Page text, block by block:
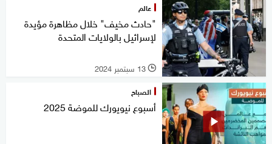
عالم
"حادث مخيف" خلال مظاهرة مؤيدة
لإسرائيل بالولايات المتحدة
l 13 سبتمبر 2024
الصباح
أسبوع نيويورك للموضة 2025